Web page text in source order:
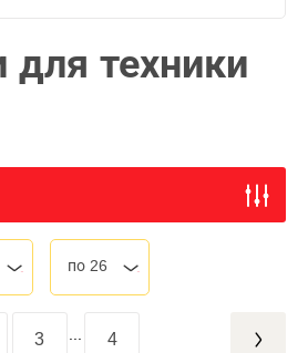
для техники
по 26
3 4